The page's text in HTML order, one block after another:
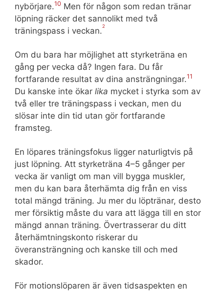
nybörjare.10 Men för någon som redan tränar
löpning räcker det sannolikt med två
träningspass i veckan.2
Om du bara har möjlighet att styrketräna en
gång per vecka då? Ingen fara. Du får
fortfarande resultat av dina ansträngningar.11
Du kanske inte ökar lika mycket i styrka som av
två eller tre träningspass i veckan, men du
slösar inte din tid utan gör fortfarande
framsteg.
En löpares träningsfokus ligger naturligtvis på
just löpning. Att styrketräna 4–5 gånger per
vecka är vanligt om man vill bygga muskler,
men du kan bara återhämta dig från en viss
total mängd träning. Ju mer du löptränar, desto
mer försiktig måste du vara att lägga till en stor
mängd annan träning. Övertrasserar du ditt
återhämtningskonto riskerar du
överansträngning och kanske till och med
skador.
För motionslöparen är även tidsaspekten en